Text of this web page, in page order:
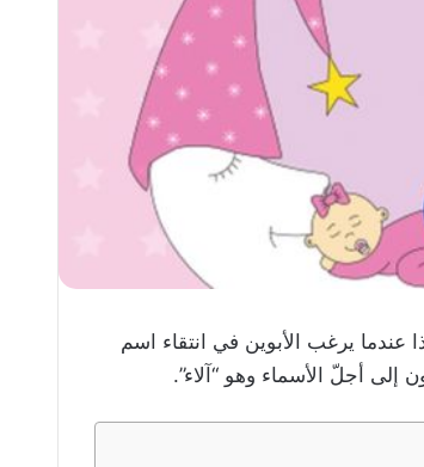
عندما يرغب الأبوين في انتقاء اسم
إلى أجلّ الأسماء وهو “آلاء”.